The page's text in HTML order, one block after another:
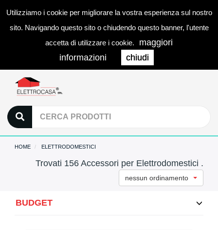
Utilizziamo i cookie per migliorare la vostra esperienza sul nostro
sito. Navigando questo sito o chiudendo questo banner, l'utente
accetta di utilizzare i cookie.
maggiori
informazioni
chiudi
0
HOME ELETTRODOMESTICI
Trovati 156 Accessori per Elettrodomestici .
nessun ordinamento
BUDGET